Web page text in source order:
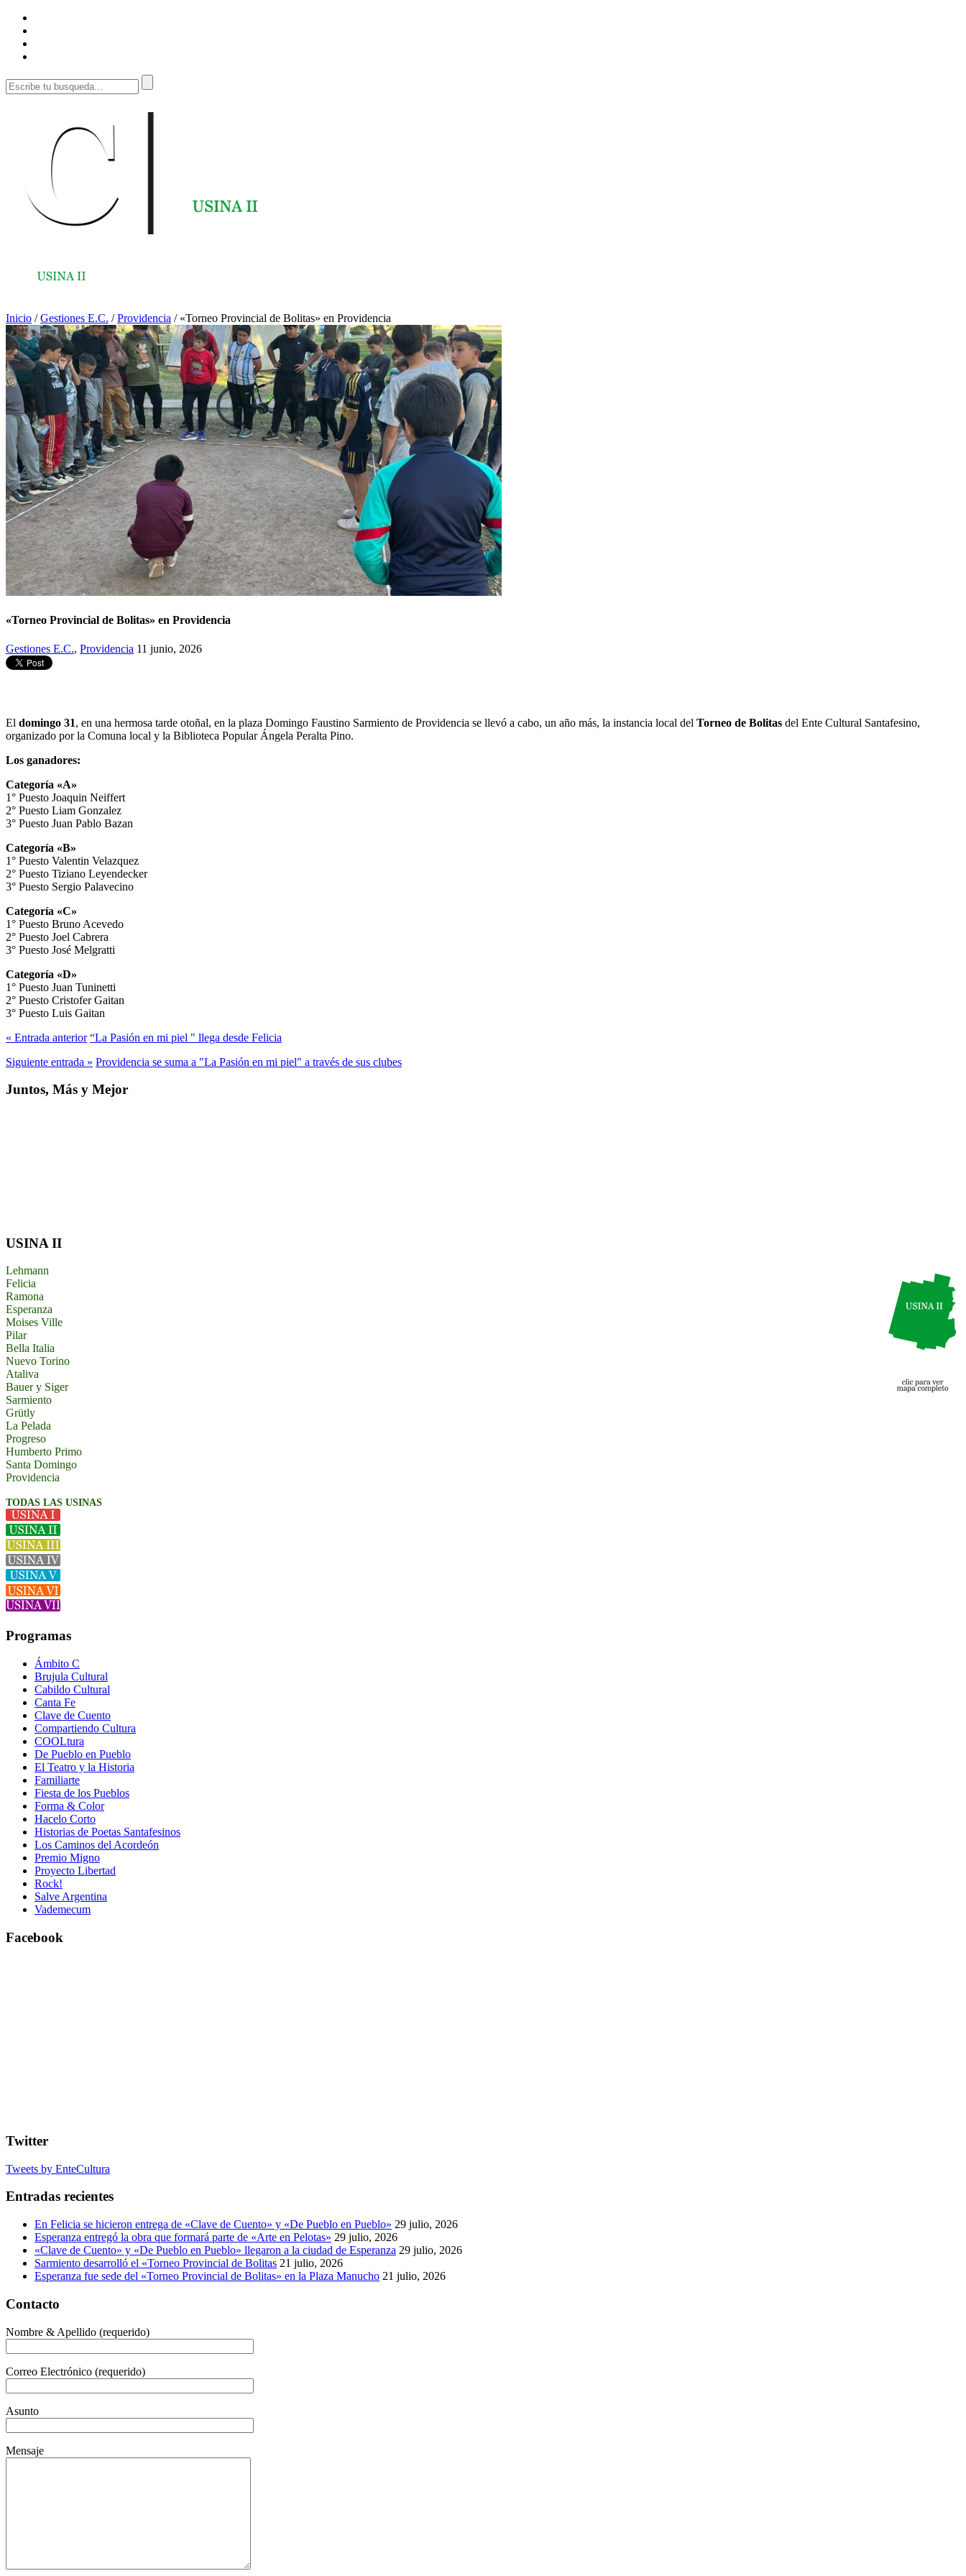
Inicio /Gestiones E.C. /Providencia / «Torneo Provincial de Bolitas» en Providencia
«Torneo Provincial de Bolitas» en Providencia
Gestiones E.C., Providencia 11 junio, 2026
El domingo 31, en una hermosa tarde otoñal, en la plaza Domingo Faustino Sarmiento de Providencia se llevó a cabo, un año más, la instancia local del Torneo de Bolitas del Ente Cultural Santafesino,
organizado por la Comuna local y la Biblioteca Popular Ángela Peralta Pino.
Los ganadores:
Categoría «A»
1° Puesto Joaquin Neiffert
2° Puesto Liam Gonzalez
3° Puesto Juan Pablo Bazan
Categoría «B»
1° Puesto Valentin Velazquez
2° Puesto Tiziano Leyendecker
3° Puesto Sergio Palavecino
Categoría «C»
1° Puesto Bruno Acevedo
2° Puesto Joel Cabrera
3° Puesto José Melgratti
Categoría «D»
1° Puesto Juan Tuninetti
2° Puesto Cristofer Gaitan
3° Puesto Luis Gaitan
« Entrada anterior “La Pasión en mi piel " llega desde Felicia
Siguiente entrada » Providencia se suma a "La Pasión en mi piel" a través de sus clubes
Juntos, Más y Mejor
USINA II
Lehmann
Felicia
Ramona
Esperanza
Moises Ville
Pilar
Bella Italia
Nuevo Torino
Ataliva
Bauer y Siger
Sarmiento
Grütly
La Pelada
Progreso
Humberto Primo
Santa Domingo
Providencia
TODAS LAS USINAS
Programas
Ámbito C
Brujula Cultural
Cabildo Cultural
Canta Fe
Clave de Cuento
Compartiendo Cultura
COOLtura
De Pueblo en Pueblo
El Teatro y la Historia
Familiarte
Fiesta de los Pueblos
Forma & Color
Hacelo Corto
Historias de Poetas Santafesinos
Los Caminos del Acordeón
Premio Migno
Proyecto Libertad
Rock!
Salve Argentina
Vademecum
Facebook
Twitter
Tweets by EnteCultura
Entradas recientes
En Felicia se hicieron entrega de «Clave de Cuento» y «De Pueblo en Pueblo» 29 julio, 2026
Esperanza entregó la obra que formará parte de «Arte en Pelotas» 29 julio, 2026
«Clave de Cuento» y «De Pueblo en Pueblo» llegaron a la ciudad de Esperanza 29 julio, 2026
Sarmiento desarrolló el «Torneo Provincial de Bolitas 21 julio, 2026
Esperanza fue sede del «Torneo Provincial de Bolitas» en la Plaza Manucho 21 julio, 2026
Contacto
Nombre & Apellido (requerido)
Correo Electrónico (requerido)
Asunto
Mensaje